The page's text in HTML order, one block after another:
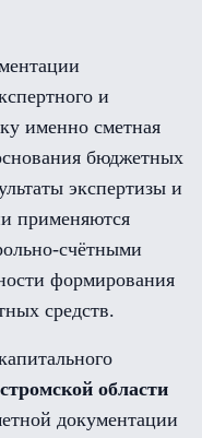
и
именно сметная
бюджетных
экспертизы и
применяются
счётными
формирования
средств.
области
документации